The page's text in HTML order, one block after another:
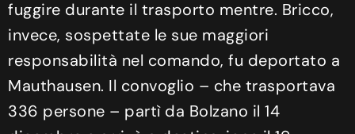
fuggire durante il trasporto mentre. Bricco,
invece, sospettate le sue maggiori
responsabilità nel comando, fu deportato a
Mauthausen. Il convoglio – che trasportava
336 persone – partì da Bolzano il 14